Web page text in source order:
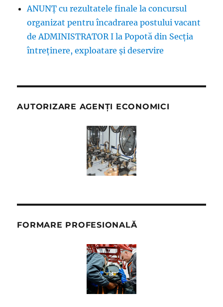
ANUNȚ cu rezultatele finale la concursul
organizat pentru încadrarea postului vacant
de ADMINISTRATOR I la Popotă din Secția
întreținere, exploatare și deservire
AUTORIZARE AGENȚI ECONOMICI
FORMARE PROFESIONALĂ